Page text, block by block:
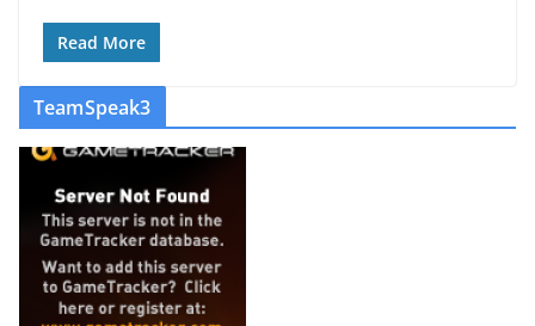
Read More
TeamSpeak3